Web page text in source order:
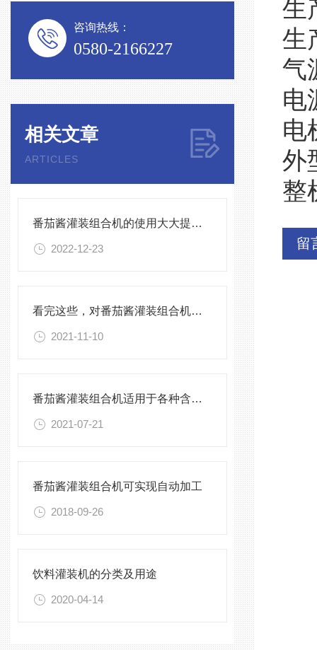
咨询热线：
0580-2166227
相关文章
ARTICLES
番茄酱灌装组合机的使用大大提高了生产效率
2022-12-23
看完这些，对番茄酱灌装组合机很难不心动
2021-11-10
番茄酱灌装组合机适用于各种含颗粒的灌装
2021-07-21
番茄酱灌装组合机可实现自动加工
2018-09-26
饮料灌装机的分类及用途
2020-04-14
生
生
气
电
电
外
整
留